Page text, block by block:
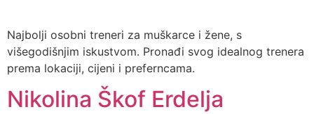
Najbolji osobni treneri za muškarce i žene, s
višegodišnjim iskustvom. Pronađi svog idealnog trenera
prema lokaciji, cijeni i preferncama.
Nikolina Škof Erdelja